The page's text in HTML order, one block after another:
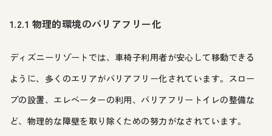
1.2.1 物理的環境のバリアフリー化
ディズニーリゾートでは、車椅子利用者が安心して移動できる
ように、多くのエリアがバリアフリー化されています。スロー
プの設置、エレベーターの利用、バリアフリートイレの整備な
ど、物理的な障壁を取り除くための努力がなされています。